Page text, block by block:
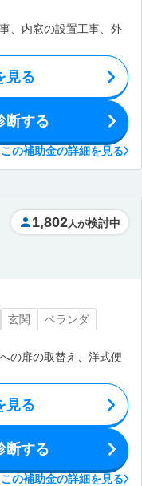
、内窓の設置工事、外
見る
断する
この補助金の詳細を見る
1,802 人が検討中
玄関
ベランダ
の扉の取替え、洋式便
見る
断する
この補助金の詳細を見る